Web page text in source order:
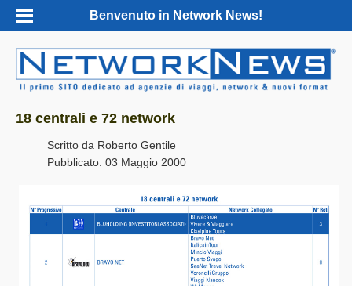
Benvenuto in Network News!
18 centrali e 72 network
Scritto da Roberto Gentile
Pubblicato: 03 Maggio 2000